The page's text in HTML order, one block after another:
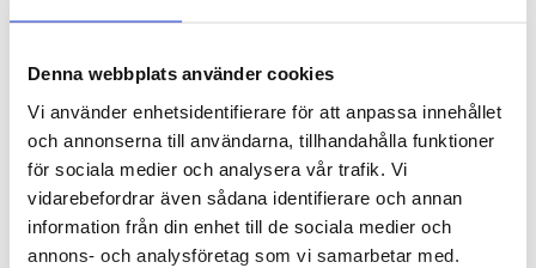
Denna webbplats använder cookies
Vi använder enhetsidentifierare för att anpassa innehållet
och annonserna till användarna, tillhandahålla funktioner
för sociala medier och analysera vår trafik. Vi
vidarebefordrar även sådana identifierare och annan
information från din enhet till de sociala medier och
annons- och analysföretag som vi samarbetar med.
LÄS MER I VÅRA PUBLIKATIONER